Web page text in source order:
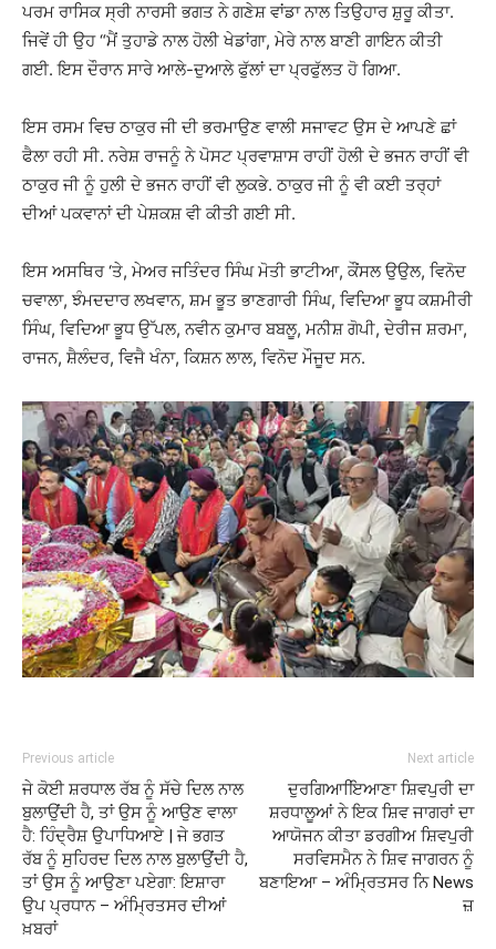
ਪਰਮ ਰਾਸਿਕ ਸ੍ਰੀ ਨਾਰਸੀ ਭਗਤ ਨੇ ਗਣੇਸ਼ ਵਾਂਡਾ ਨਾਲ ਤਿਉਹਾਰ ਸ਼ੁਰੂ ਕੀਤਾ.
ਜਿਵੇਂ ਹੀ ਉਹ “ਮੈਂ ਤੁਹਾਡੇ ਨਾਲ ਹੋਲੀ ਖੇਡਾਂਗਾ, ਮੇਰੇ ਨਾਲ ਬਾਣੀ ਗਾਇਨ ਕੀਤੀ
ਗਈ. ਇਸ ਦੌਰਾਨ ਸਾਰੇ ਆਲੇ-ਦੁਆਲੇ ਫੁੱਲਾਂ ਦਾ ਪ੍ਰਫੁੱਲਤ ਹੋ ਗਿਆ.
ਇਸ ਰਸਮ ਵਿਚ ਠਾਕੁਰ ਜੀ ਦੀ ਭਰਮਾਉਣ ਵਾਲੀ ਸਜਾਵਟ ਉਸ ਦੇ ਆਪਣੇ ਛਾਂ
ਫੈਲਾ ਰਹੀ ਸੀ. ਨਰੇਸ਼ ਰਾਜਨੂੰ ਨੇ ਪੋਸਟ ਪ੍ਰਵਾਸ਼ਾਸ ਰਾਹੀਂ ਹੋਲੀ ਦੇ ਭਜਨ ਰਾਹੀਂ ਵੀ
ਠਾਕੁਰ ਜੀ ਨੂੰ ਹੁਲੀ ਦੇ ਭਜਨ ਰਾਹੀਂ ਵੀ ਲੁਕਭੇ. ਠਾਕੁਰ ਜੀ ਨੂੰ ਵੀ ਕਈ ਤਰ੍ਹਾਂ
ਦੀਆਂ ਪਕਵਾਨਾਂ ਦੀ ਪੇਸ਼ਕਸ਼ ਵੀ ਕੀਤੀ ਗਈ ਸੀ.
ਇਸ ਅਸਥਿਰ ‘ਤੇ, ਮੇਅਰ ਜਤਿੰਦਰ ਸਿੰਘ ਮੋਤੀ ਭਾਟੀਆ, ਕੌਂਸਲ ਉਉਲ, ਵਿਨੋਦ
ਚਵਾਲਾ, ਝੰਮਦਦਾਰ ਲਖਵਾਨ, ਸ਼ਮ ਭੂਤ ਭਾਣਗਾਰੀ ਸਿੰਘ, ਵਿਦਿਆ ਭੂਧ ਕਸ਼ਮੀਰੀ
ਸਿੰਘ, ਵਿਦਿਆ ਭੂਧ ਉੱਪਲ, ਨਵੀਨ ਕੁਮਾਰ ਬਬਲੂ, ਮਨੀਸ਼ ਗੋਪੀ, ਦੇਰੀਜ ਸ਼ਰਮਾ,
ਰਾਜਨ, ਸ਼ੈਲੰਦਰ, ਵਿਜੈ ਖੰਨਾ, ਕਿਸ਼ਨ ਲਾਲ, ਵਿਨੋਦ ਮੌਜੂਦ ਸਨ.
Previous article
ਜੇ ਕੋਈ ਸ਼ਰਧਾਲ ਰੱਬ ਨੂੰ ਸੱਚੇ ਦਿਲ ਨਾਲ
ਬੁਲਾਉਂਦੀ ਹੈ, ਤਾਂ ਉਸ ਨੂੰ ਆਉਣ ਵਾਲਾ
ਹੈ: ਹਿੰਦ੍ਰੈਸ਼ ਉਪਾਧਿਆਏ | ਜੇ ਭਗਤ
ਰੱਬ ਨੂੰ ਸੁਹਿਰਦ ਦਿਲ ਨਾਲ ਬੁਲਾਉਂਦੀ ਹੈ,
ਤਾਂ ਉਸ ਨੂੰ ਆਉਣਾ ਪਏਗਾ: ਇਸ਼ਾਰਾ
ਉਪ ਪ੍ਰਧਾਨ – ਅੰਮ੍ਰਿਤਸਰ ਦੀਆਂ
ਖ਼ਬਰਾਂ
Next article
ਦੁਰਗਿਆਇਿਆਣਾ ਸ਼ਿਵਪੁਰੀ ਦਾ
ਸ਼ਰਧਾਲੂਆਂ ਨੇ ਇਕ ਸ਼ਿਵ ਜਾਗਰਾਂ ਦਾ
ਆਯੋਜਨ ਕੀਤਾ ਡਰਗੀਅ ਸ਼ਿਵਪੁਰੀ
ਸਰਵਿਸਮੈਨ ਨੇ ਸ਼ਿਵ ਜਾਗਰਨ ਨੂੰ
ਬਣਾਇਆ – ਅੰਮ੍ਰਿਤਸਰ ਨਿ News
ਜ਼